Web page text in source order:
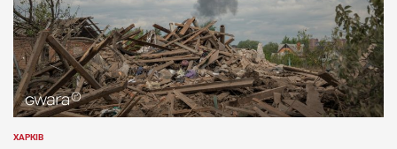
ОПУБЛІКУВАТИ
ХАРКІВ